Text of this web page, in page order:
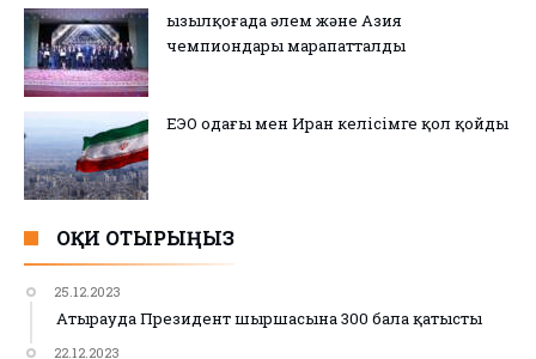
Қызылқоғада әлем және Азия
чемпиондары марапатталды
ЕЭО одағы мен Иран келісімге қол қойды
ОҚИ ОТЫРЫҢЫЗ
25.12.2023
Атырауда Президент шыршасына 300 бала қатысты
22.12.2023